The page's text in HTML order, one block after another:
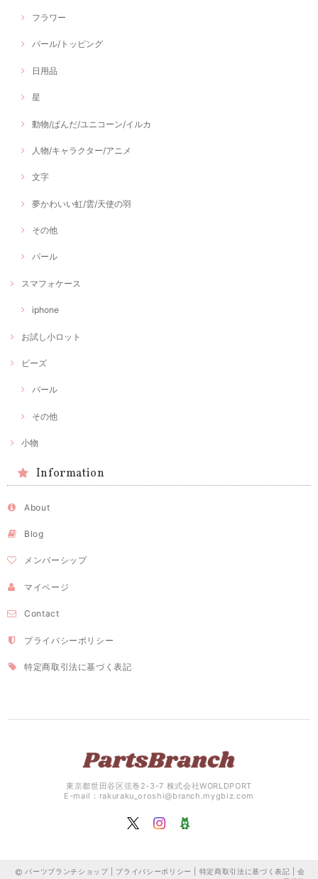
フラワー
パール/トッピング
日用品
星
動物/ぱんだ/ユニコーン/イルカ
人物/キャラクター/アニメ
文字
夢かわいい虹/雲/天使の羽
その他
パール
スマフォケース
iphone
お試し小ロット
ビーズ
パール
その他
小物
Information
About
Blog
メンバーシップ
マイページ
Contact
プライバシーポリシー
特定商取引法に基づく表記
東京都世田谷区弦巻2-3-7 株式会社WORLDPORT
E-mail： rakuraku_oroshi@branch.mygbiz.com
パーツブランチショップ | プライバシーポリシー 特定商取引法に基づく表記 |会